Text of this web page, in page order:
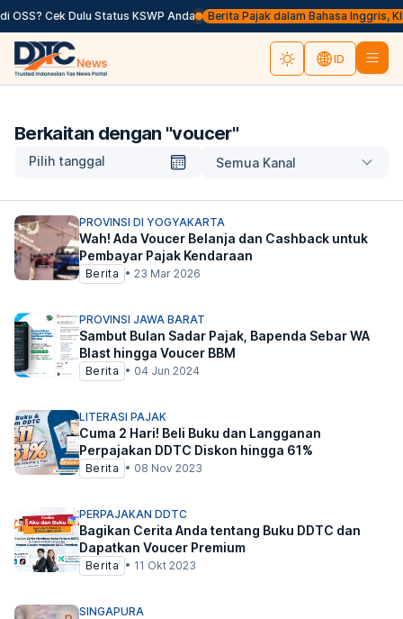
Cek Dulu Status KSWP Anda Berita Pajak dalam Bahasa Inggris,
ID
Berkaitan dengan "voucer"
Pilih tanggal Semua Kanal
PROVINSI DI YOGYAKARTA
Wah! Ada Voucer Belanja dan Cashback untuk
Pembayar Pajak Kendaraan
Berita • 23 Mar 2026
PROVINSI JAWA BARAT
Sambut Bulan Sadar Pajak, Bapenda Sebar WA
Blast hingga Voucer BBM
Berita • 04 Jun 2024
LITERASI PAJAK
Cuma 2 Hari! Beli Buku dan Langganan
Perpajakan DDTC Diskon hingga 61%
Berita • 08 Nov 2023
PERPAJAKAN DDTC
Bagikan Cerita Anda tentang Buku DDTC dan
Dapatkan Voucer Premium
Berita • 11 Okt 2023
SINGAPURA